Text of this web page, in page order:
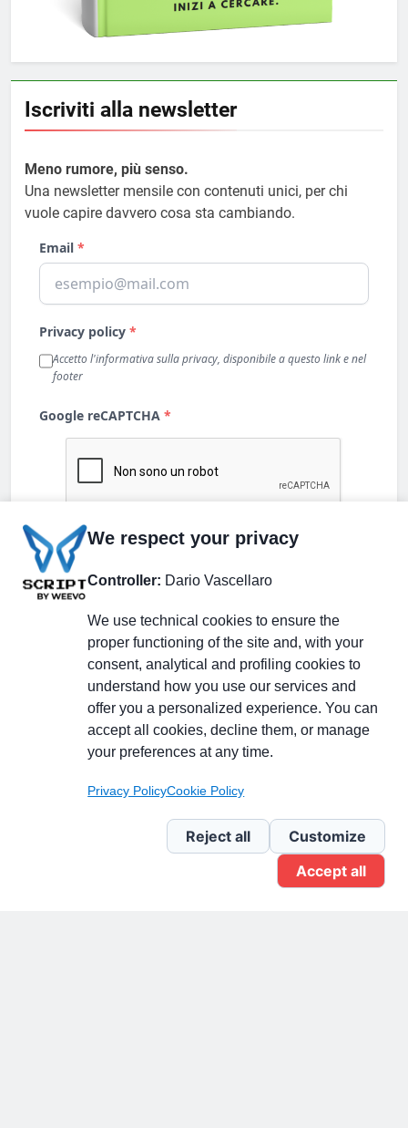
Iscriviti alla newsletter
Meno rumore, più senso.
Una newsletter mensile con contenuti unici, per chi
vuole capire davvero cosa sta cambiando.
Partecipa alla discussione
Pagina Linkedin
Newsletter Linkedin
We respect your privacy
Controller: Dario Vascellaro
We use technical cookies to ensure the
proper functioning of the site and, with your
consent, analytical and profiling cookies to
understand how you use our services and
offer you a personalized experience. You can
accept all cookies, decline them, or manage
your preferences at any time.
Privacy PolicyCookie Policy
Reject all
Customize
Accept all